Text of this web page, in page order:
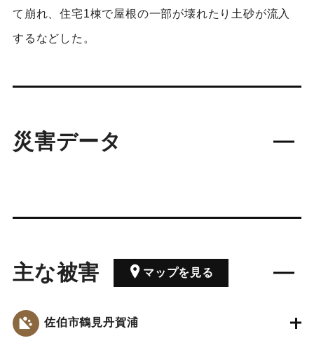
て崩れ、住宅1棟で屋根の一部が壊れたり土砂が流入
するなどした。
災害データ
主な被害 マップを見る
佐伯市鶴見丹賀浦